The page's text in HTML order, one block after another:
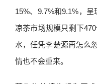
15%、9.7%和9.1%，呈
凉茶市场规模只剩下
水，任凭李楚源再怎么
情也不会重来。